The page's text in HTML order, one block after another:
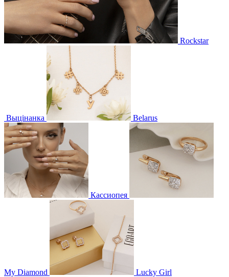
Rockstar
Выцінанка Belarus
Кассиопея
My Diamond Lucky Girl